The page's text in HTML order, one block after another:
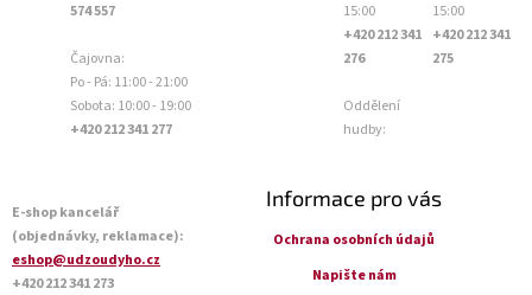
574 557
Čajovna:
Po - Pá: 11:00 - 21:00
Sobota: 10:00 - 19:00
+420 212 341 277
15:00
+420 212 341
276
Oddělení
hudby:
15:00
+420 212 341
275
E-shop kancelář
(objednávky, reklamace):
eshop@udzoudyho.cz
+420 212 341 273
Informace pro vás
Ochrana osobních údajů
Napište nám